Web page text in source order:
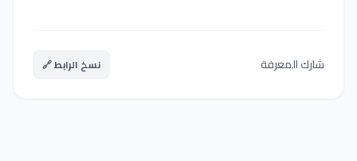
شارك المعرفة نسخ الرابط 🔗